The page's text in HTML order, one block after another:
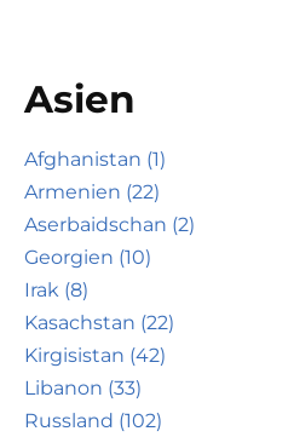
Asien
Afghanistan (1)
Armenien (22)
Aserbaidschan (2)
Georgien (10)
Irak (8)
Kasachstan (22)
Kirgisistan (42)
Libanon (33)
Russland (102)